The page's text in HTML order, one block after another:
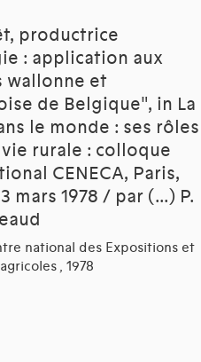
productrice
: application aux
wallonne et
de Belgique", in La
le monde : ses rôles
rurale : colloque
CENECA, Paris,
mars 1978 / par (...) P.
national des Expositions et
, 1978